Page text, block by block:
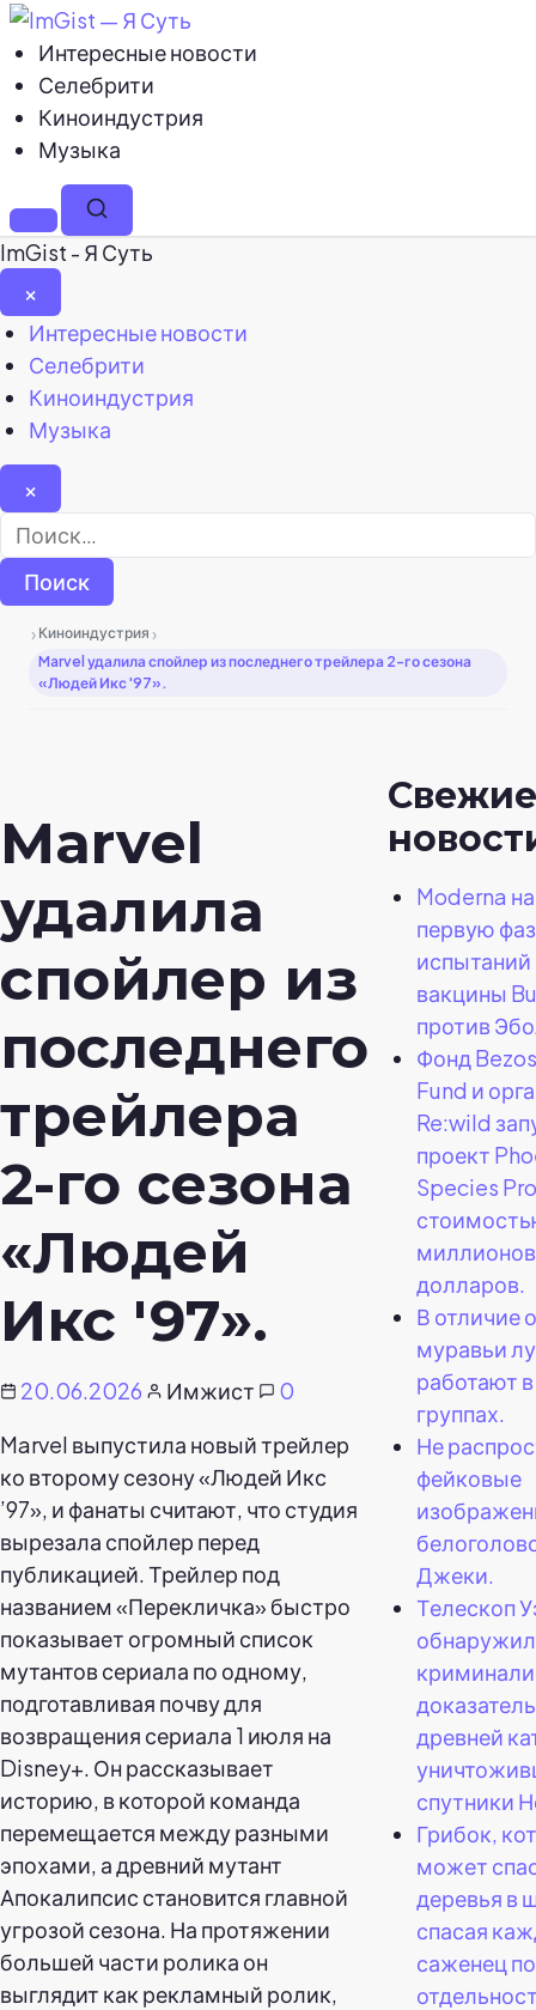
Интересные новости
Селебрити
Киноиндустрия
Музыка
МенюПоиск
ImGist - Я Суть
×
Закрыть
меню
Интересные новости
Селебрити
Киноиндустрия
Музыка
×
Найти:
› Киноиндустрия ›
Marvel удалила спойлер из последнего трейлера 2-го сезона
«Людей Икс '97».
Marvel
удалила
спойлер из
последнего
трейлера
2-го сезона
«Людей
Икс '97».
20.06.2026 Имжист
0
Marvel выпустила новый трейлер
ко второму сезону «Людей Икс
’97», и фанаты считают, что студия
вырезала спойлер перед
публикацией. Трейлер под
названием «Перекличка» быстро
показывает огромный список
мутантов сериала по одному,
подготавливая почву для
возвращения сериала 1 июля на
Disney+. Он рассказывает
историю, в которой команда
перемещается между разными
эпохами, а древний мутант
Апокалипсис становится главной
угрозой сезона. На протяжении
большей части ролика он
выглядит как рекламный ролик,
Свежие
Moderna
первую
вакцины
против
Фонд
Fund и
Re:wild
проект
Species
миллионов
долларов.
В отличие
муравьи
работают
группах.
Не
фейковые
Джеки.
Телескоп
обнаружил
древней
спутники
Грибок,
может
деревья в
спасая
саженец по